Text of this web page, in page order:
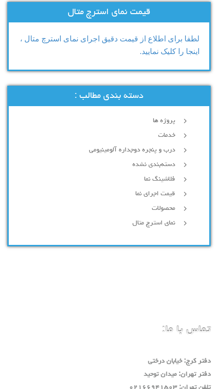
قیمت نمای استرچ متال
لطفا برای اطلاع از قیمت دقیق اجرای نمای استرچ متال ،
اینجا را کلیک نمایید.
دسته بندی مطالب :
پروژه ها
خدمات
درب و پنجره دوجداره آلومینیومی
دسته‌بندی نشده
فلاشینگ نما
قیمت اجرای نما
محصولات
نمای استرچ متال
تماس با ما:
دفتر كرج: خيابان درختي
دفتر تهران: ميدان توحيد